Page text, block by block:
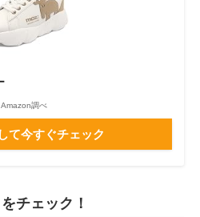
調べ
て今すぐチェック
チェック！